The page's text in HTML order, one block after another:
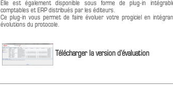
Elle est également disponible sous forme de plug-in
comptables et ERP distribués par les éditeurs.
Ce plug-in vous permet de faire évoluer votre progiciel en
évolutions du protocole.
Télécharger la version d'évaluation